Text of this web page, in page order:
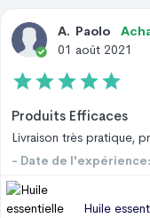
A. Paolo
01 août 2021
Produits Efficaces
Livraison très pratique,
- Date de l'expérience:
Huile